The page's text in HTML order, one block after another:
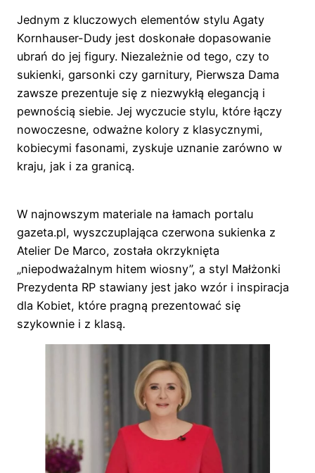
Jednym z kluczowych elementów stylu Agaty
Kornhauser-Dudy jest doskonałe dopasowanie
ubrań do jej figury. Niezależnie od tego, czy to
sukienki, garsonki czy garnitury, Pierwsza Dama
zawsze prezentuje się z niezwykłą elegancją i
pewnością siebie. Jej wyczucie stylu, które łączy
nowoczesne, odważne kolory z klasycznymi,
kobiecymi fasonami, zyskuje uznanie zarówno w
kraju, jak i za granicą.
W najnowszym materiale na łamach portalu
gazeta.pl, wyszczuplająca czerwona sukienka z
Atelier De Marco, została okrzyknięta
„niepodważalnym hitem wiosny”, a styl Małżonki
Prezydenta RP stawiany jest jako wzór i inspiracja
dla Kobiet, które pragną prezentować się
szykownie i z klasą.